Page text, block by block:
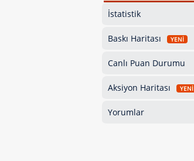
İstatistik
Baskı Haritası YENİ
Canlı Puan Durumu
Aksiyon Haritası YENİ
Yorumlar